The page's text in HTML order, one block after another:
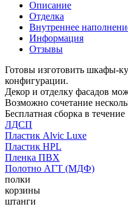
Описание
Отделка
Внутреннее
Информация
Отзывы
Готовы изготовить шкафы-
конфигурации.
Декор и отделку фасадов
Возможно сочетание
Бесплатная сборка в
ЛДСП
Пластик Alvic Luxe
Пластик HPL
Пленка ПВХ
Полотно АГТ (МДФ)
полки
корзины
штанги